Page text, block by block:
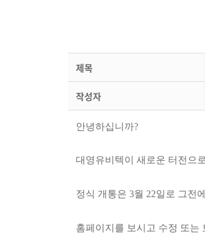
제목
작성자
안녕하십니까?
대영유비텍이 새로운 터전으
정식 개통은 3월 22일로 그전
홈페이지를 보시고 수정 또는